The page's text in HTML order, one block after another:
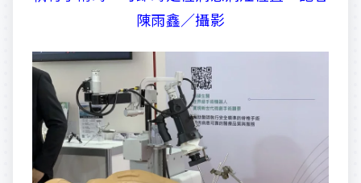
陳雨鑫／攝影